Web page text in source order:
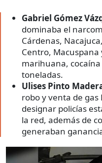
Gabriel Gómez
dominaba el
Cárdenas,
Centro, Macuspana
marihuana,
toneladas.
Ulises Pinto
robo y venta de gas
designar policías
la red, además de
generaban